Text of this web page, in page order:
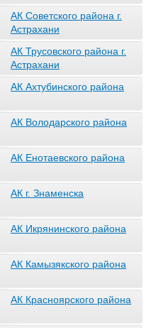
АК Советского района г.
Астрахани
АК Трусовского района г.
Астрахани
АК Ахтубинского района
АК Володарского района
АК Енотаевского района
АК г. Знаменска
АК Икрянинского района
АК Камызякского района
АК Красноярского района